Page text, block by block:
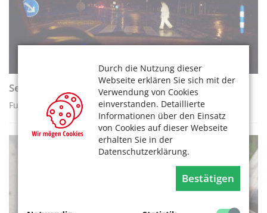
Durch die Nutzung dieser
Webseite erklären Sie sich mit der
Verwendung von Cookies
einverstanden. Detaillierte
Informationen über den Einsatz
von Cookies auf dieser Webseite
erhalten Sie in der
Datenschutzerklärung.
Bestätigen
Sehen und gesehen werden – Fußgänger
Fußgänger im Großstadtverkehr